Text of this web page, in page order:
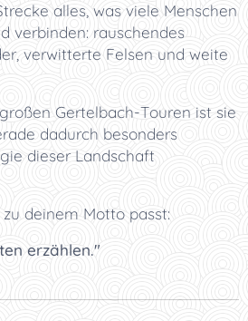
alles, was viele Menschen
verbinden: rauschendes
verwitterte Felsen und weite
Gertelbach-Touren ist sie
dadurch besonders
dieser Landschaft
deinem Motto passt:
erzählen."